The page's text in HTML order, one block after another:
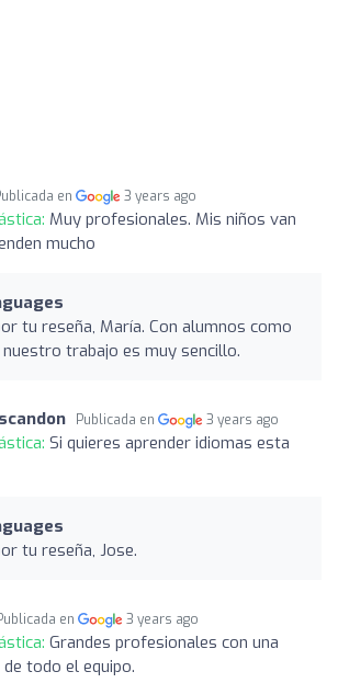
en 3 years ago
Muy profesionales. Mis niños van
mucho
tu reseña, María. Con alumnos como
trabajo es muy sencillo.
Publicada en 3 years ago
Si quieres aprender idiomas esta
tu reseña, Jose.
en 3 years ago
Grandes profesionales con una
todo el equipo.